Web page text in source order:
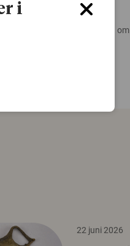
kan finnas nyare forskning om
22 juni 2026
i